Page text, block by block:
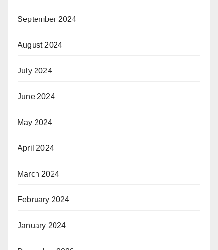
September 2024
August 2024
July 2024
June 2024
May 2024
April 2024
March 2024
February 2024
January 2024